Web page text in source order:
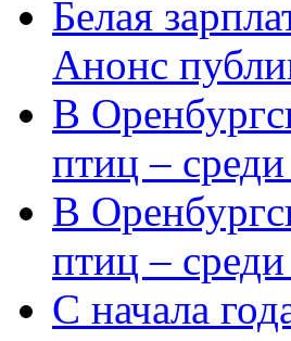
Белая
Анонс
В
птиц –
В
птиц –
С начала